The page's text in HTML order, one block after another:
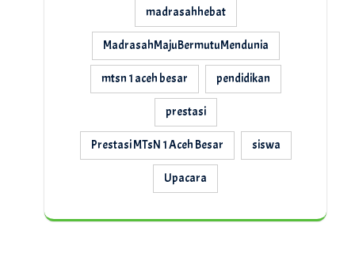
madrasahhebat
MadrasahMajuBermutuMendunia
mtsn 1 aceh besar pendidikan
prestasi
Prestasi MTsN 1 Aceh Besar siswa
Upacara